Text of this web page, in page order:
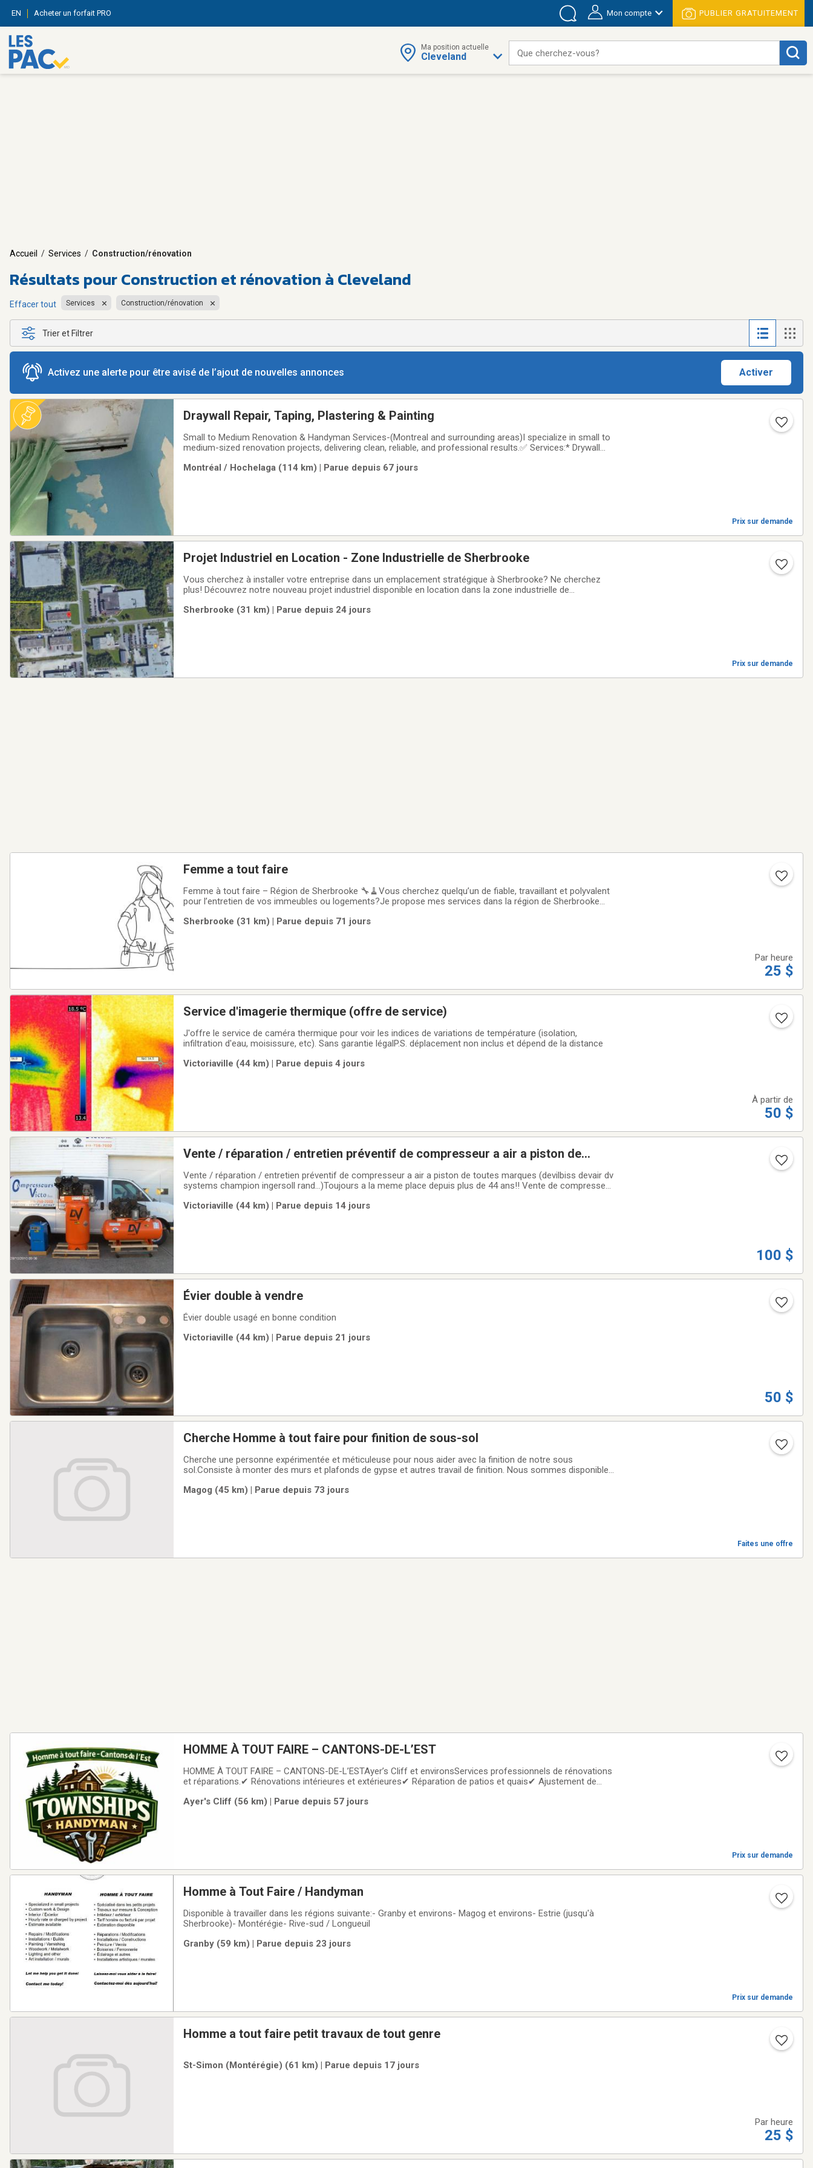
EN Acheter un forfait PRO Mon compte PUBLIER GRATUITEMENT
Ma position actuelle
Cleveland Que cherchez-vous?
Accueil / Services / Construction/rénovation
Résultats pourConstruction et rénovation à Cleveland
Effacer tout Services Construction/rénovation
Trier et Filtrer
Activez une alerte pour être avisé de l’ajout de nouvelles annonces Activer
Draywall Repair, Taping, Plastering & Painting
Small to Medium Renovation & Handyman Services-(Montreal and surrounding areas)I specialize in small to
medium-sized renovation projects, delivering clean, reliable, and professional results.✅ Services:* Drywall
Draywall patching &
Montréal / Hochelaga (114 km) | Parue depuis 67 jours
Prix sur demande
Projet Industriel en Location - Zone Industrielle de Sherbrooke
Vous cherchez à installer votre entreprise dans un emplacement stratégique à Sherbrooke? Ne cherchez
plus! Découvrez notre nouveau projet industriel disponible en location dans la zone industrielle de
facile aux autoroutes principales et aux
Sherbrooke (31 km) | Parue depuis 24 jours
Prix sur demande
Femme a tout faire
Femme à tout faire – Région de Sherbrooke 🔧🧹Vous cherchez quelqu’un de fiable, travaillant et polyvalent
pour l’entretien de vos immeubles ou logements?Je propose mes services dans la région de Sherbrooke
communes✔ Réparation de trous dans les
Sherbrooke (31 km) | Parue depuis 71 jours
Par heure
25 $
Service d'imagerie thermique (offre de service)
J'offre le service de caméra thermique pour voir les indices de variations de température (isolation,
infiltration d'eau, moisissure, etc). Sans garantie légalP.S. déplacement non inclus et dépend de la distance
Victoriaville (44 km) | Parue depuis 4 jours
À partir de
50 $
Vente / réparation / entretien préventif de compresseur a air a piston de
toutes marques (devilbiss devair dv systems champion 5 7.5 10 15 25 30 hp)
Vente / réparation / entretien préventif de compresseur a air a piston de toutes marques (devilbiss devair dv
systems champion ingersoll rand...)Toujours a la meme place depuis plus de 44 ans!! Vente de compresseur
résidentiel a commercial)
Victoriaville (44 km) | Parue depuis 14 jours
100 $
Évier double à vendre
Évier double usagé en bonne condition
Victoriaville (44 km) | Parue depuis 21 jours
50 $
Cherche Homme à tout faire pour finition de sous-sol
Cherche une personne expérimentée et méticuleuse pour nous aider avec la finition de notre sous
sol.Consiste à monter des murs et plafonds de gypse et autres travail de finition. Nous sommes disponibles
Magog (45 km) | Parue depuis 73 jours
Faites une offre
HOMME À TOUT FAIRE – CANTONS-DE-L’EST
HOMME À TOUT FAIRE – CANTONS-DE-L’ESTAyer’s Cliff et environsServices professionnels de rénovations
et réparations.✔ Rénovations intérieures et extérieures✔ Réparation de patios et quais✔ Ajustement de
et propriétés locativesTravaux de toutes
Ayer's Cliff (56 km) | Parue depuis 57 jours
Prix sur demande
Homme à Tout Faire / Handyman
Disponible à travailler dans les régions suivante:- Granby et environs- Magog et environs- Estrie (jusqu'à
Sherbrooke)- Montérégie- Rive-sud / Longueuil
Granby (59 km) | Parue depuis 23 jours
Prix sur demande
Homme a tout faire petit travaux de tout genre
St-Simon (Montérégie) (61 km) | Parue depuis 17 jours
Par heure
25 $